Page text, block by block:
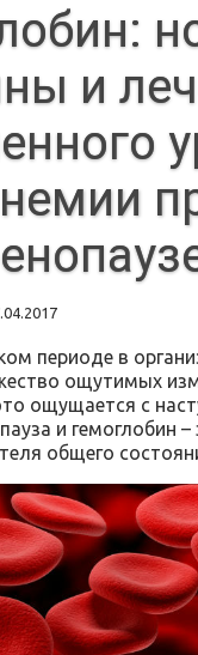
и
периоде в
ощутимых
ощущается с
и гемоглобин –
общего